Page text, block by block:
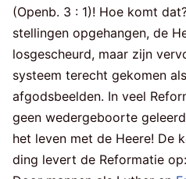
(Openb. 3 : 1)! Hoe komt
stellingen opgehangen, de
losgescheurd, maar zijn
systeem terecht gekomen
afgodsbeelden. In veel
geen wedergeboorte
het leven met de Heere! De
ding levert de Reformatie op: